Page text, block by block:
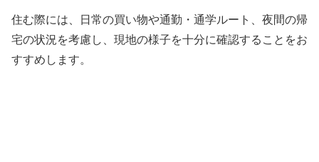
住む際には、日常の買い物や通勤・通学ルート、夜間の帰
宅の状況を考慮し、現地の様子を十分に確認することをお
すすめします。